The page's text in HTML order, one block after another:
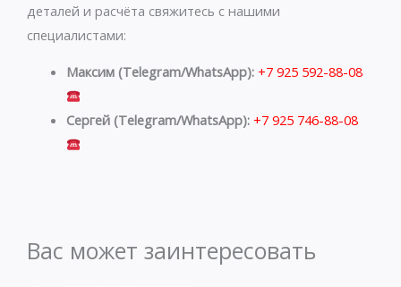
деталей и расчёта свяжитесь с нашими
специалистами:
Максим (Telegram/WhatsApp): +7 925 592-88-08
Сергей (Telegram/WhatsApp): +7 925 746-88-08
Вас может заинтересовать